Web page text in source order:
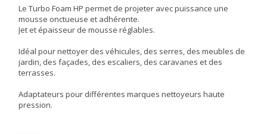
Le Turbo Foam HP permet de projeter avec puissance une
mousse onctueuse et adhérente.
Jet et épaisseur de mousse réglables.
Idéal pour nettoyer des véhicules, des serres, des meubles de
jardin, des façades, des escaliers, des caravanes et des
terrasses.
Adaptateurs pour différentes marques nettoyeurs haute
pression.